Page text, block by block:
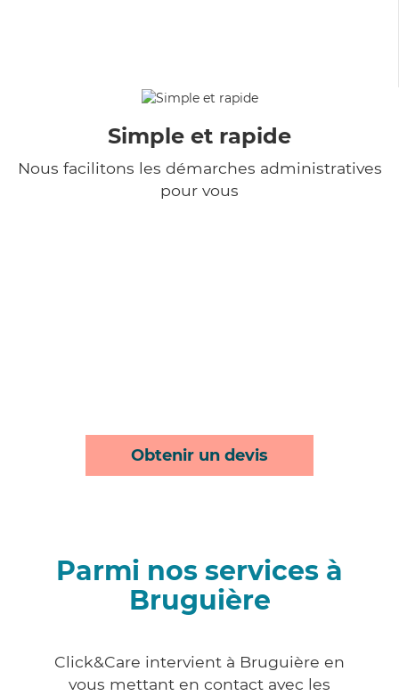
Simple et rapide
Nous facilitons les démarches administratives
pour vous
Obtenir un devis
Parmi nos services à
Bruguière
Click&Care intervient à Bruguière en
vous mettant en contact avec les